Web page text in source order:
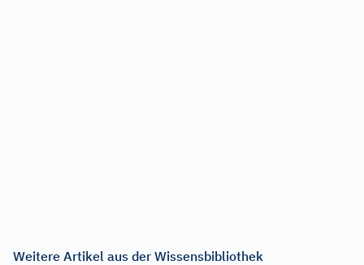
Weitere Artikel aus der Wissensbibliothek